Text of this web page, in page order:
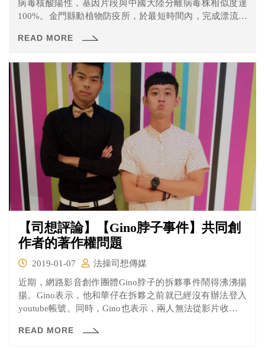
病毒核酸陽性，基因片段與中國大陸分離病毒株相似度達
100%。金門縣動植物防疫所，於最短時間內，完成漂流死
採樣(共200支豬血清)，確認附近的養豬場的豬非洲豬瘟均
READ MORE
【司想評論】【Gino脖子事件】共同創
作者的著作權問題
2019-01-07
法操司想傳媒
近期，網路影音創作團體Gino脖子的拆夥事件鬧得沸沸揚
揚。Gino表示，他和華仔在拆夥之前就已經沒有辦法登入
youtube帳號。同時，Gino也表示，兩人無法從影片收益中
司，而脖子就是公司負責人。而脖子則拍片回應指影片過
READ MORE